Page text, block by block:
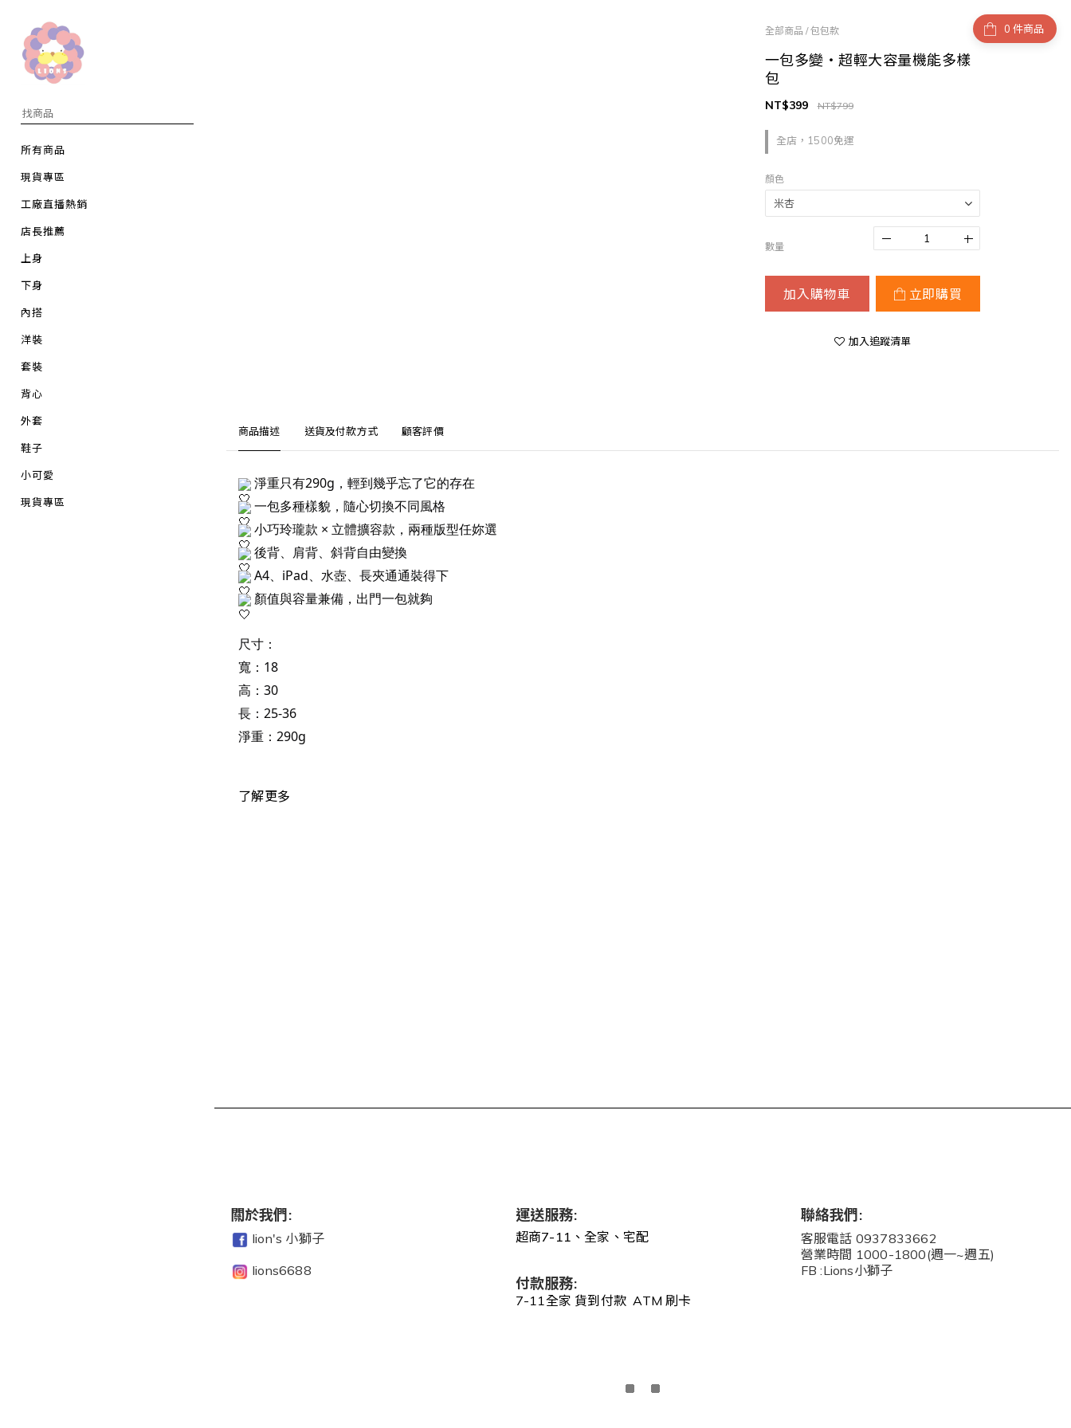
所有商品
現貨專區
工廠直播熱銷
店長推薦
上身
下身
內搭
洋裝
套裝
背心
外套
鞋子
小可愛
現貨專區
件商品
全部商品 /包包款
一包多變・超輕大容量機能多樣
包
全店，1500免運
NT$799
NT$399
顏色
數量
加入購物車 立即購買
加入追蹤清單
商品描述 送貨及付款方式 顧客評價
淨重只有290g，輕到幾乎忘了它的存在
一包多種樣貌，隨心切換不同風格
小巧玲瓏款 × 立體擴容款，兩種版型任妳選
後背、肩背、斜背自由變換
A4、iPad、水壺、長夾通通裝得下
顏值與容量兼備，出門一包就夠
尺寸：
寬：18
高：30
長：25-36
淨重：290g
了解更多
關於我們:
lion's 小獅子
lions6688
運送服務:
超商7-11、全家、宅配
付款服務:
7-11全家 貨到付款 ATM 刷卡
聯絡我們:
客服電話 0937833662
營業時間 1000-1800(週一~週五)
FB :Lions小獅子